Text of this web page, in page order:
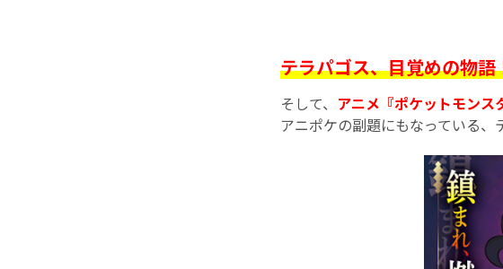
テラパゴス、目覚めの物語
そして、 アニメ『ポケットモンス
アニポケの副題にもなっている